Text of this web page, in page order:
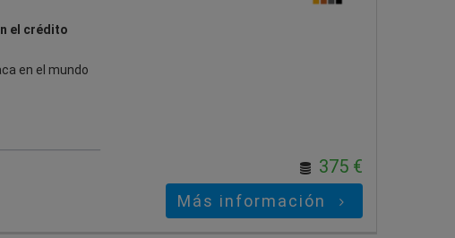
el crédito
en el mundo
375 €
Más información